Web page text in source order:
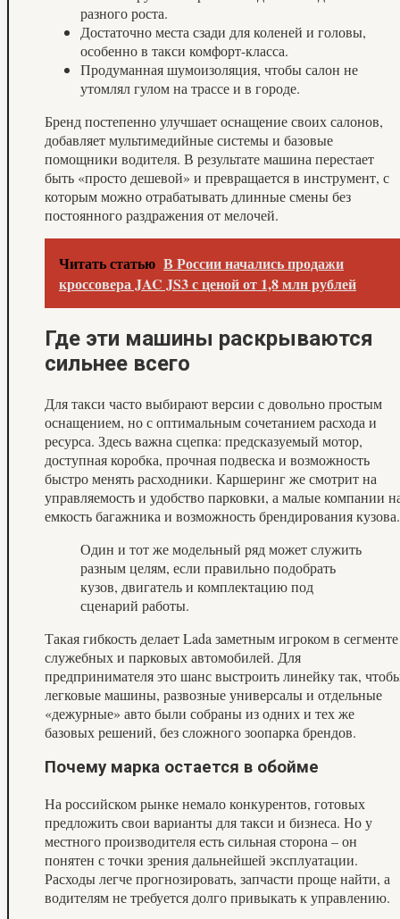
разного роста.
Достаточно места сзади для коленей и головы,
особенно в такси комфорт-класса.
Продуманная шумоизоляция, чтобы салон не
утомлял гулом на трассе и в городе.
Бренд постепенно улучшает оснащение своих салонов,
добавляет мультимедийные системы и базовые
помощники водителя. В результате машина перестает
быть «просто дешевой» и превращается в инструмент, с
которым можно отрабатывать длинные смены без
постоянного раздражения от мелочей.
Читать статью В России начались продажи
кроссовера JAC JS3 с ценой от 1,8 млн рублей
Где эти машины раскрываются
сильнее всего
Для такси часто выбирают версии с довольно простым
оснащением, но с оптимальным сочетанием расхода и
ресурса. Здесь важна сцепка: предсказуемый мотор,
доступная коробка, прочная подвеска и возможность
быстро менять расходники. Каршеринг же смотрит на
управляемость и удобство парковки, а малые компании
емкость багажника и возможность брендирования кузова.
Один и тот же модельный ряд может служить
разным целям, если правильно подобрать
кузов, двигатель и комплектацию под
сценарий работы.
Такая гибкость делает Lada заметным игроком в сегменте
служебных и парковых автомобилей. Для
предпринимателя это шанс выстроить линейку так,
легковые машины, развозные универсалы и отдельные
«дежурные» авто были собраны из одних и тех же
базовых решений, без сложного зоопарка брендов.
Почему марка остается в обойме
На российском рынке немало конкурентов, готовых
предложить свои варианты для такси и бизнеса. Но у
местного производителя есть сильная сторона – он
понятен с точки зрения дальнейшей эксплуатации.
Расходы легче прогнозировать, запчасти проще найти, а
водителям не требуется долго привыкать к управлению.